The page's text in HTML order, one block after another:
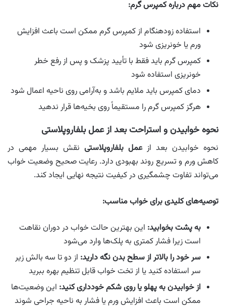
نکات مهم درباره کمپرس گرم:
استفاده زودهنگام از کمپرس گرم ممکن است باعث افزایش
ورم یا خونریزی شود
کمپرس گرم باید فقط با تأیید پزشک و پس از رفع خطر
خونریزی استفاده شود
دمای کمپرس باید ملایم باشد و به‌آرامی روی ناحیه اعمال شود
هرگز کمپرس گرم را مستقیماً روی بخیه‌ها قرار ندهید
نحوه خوابیدن و استراحت بعد از عمل بلفاروپلاستی
نحوه خوابیدن بعد از عمل بلفاروپلاستی نقش بسیار مهمی در
کاهش ورم و تسریع روند بهبودی دارد. رعایت صحیح وضعیت خواب
می‌تواند تفاوت چشمگیری در کیفیت نتیجه نهایی ایجاد کند.
توصیه‌های کلیدی برای خواب مناسب:
به پشت بخوابید: این بهترین حالت خواب در دوران نقاهت
است زیرا فشار کمتری به پلک‌ها وارد می‌شود
سر خود را بالاتر از سطح بدن نگه دارید: از دو تا سه بالش زیر
سر استفاده کنید یا از تخت خواب قابل تنظیم بهره ببرید
از خوابیدن به پهلو یا روی شکم خودداری کنید: این وضعیت‌ها
ممکن است باعث افزایش ورم یا فشار به ناحیه جراحی شوند